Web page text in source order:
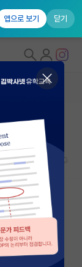
앱으로 보기 닫기
요?